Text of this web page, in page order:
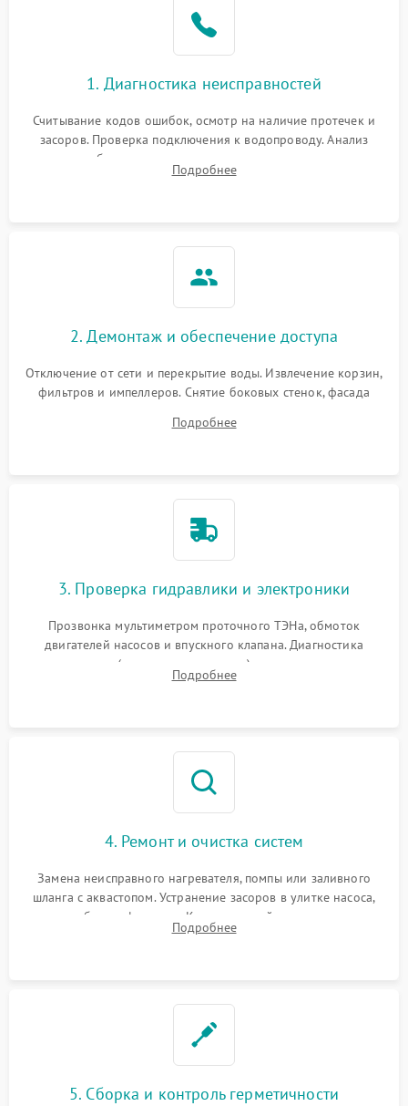
1. Диагностика неисправностей
Считывание кодов ошибок, осмотр на наличие протечек и
засоров. Проверка подключения к водопроводу. Анализ
жалоб на отсутствие слива, нагрева, вращения
разбрызгивателей или срабатывание системы защиты
Подробнее
2. Демонтаж и обеспечение доступа
Отключение от сети и перекрытие воды. Извлечение корзин,
фильтров и импеллеров. Снятие боковых стенок, фасада
циркуляционному насосу, ТЭНу и сливной помпе.
Подробнее
3. Проверка гидравлики и электроники
Прозвонка мультиметром проточного ТЭНа, обмоток
двигателей насосов и впускного клапана. Диагностика
прессостата (датчика уровня воды), датчика мутности,
концевика дверцы и электронного модуля управления.
Подробнее
4. Ремонт и очистка систем
Замена неисправного нагревателя, помпы или заливного
шланга с аквастопом. Устранение засоров в улитке насоса,
патрубках и фильтрах. Компонентный ремонт платы
управления, восстановление поврежденной проводки.
Подробнее
5. Сборка и контроль герметичности